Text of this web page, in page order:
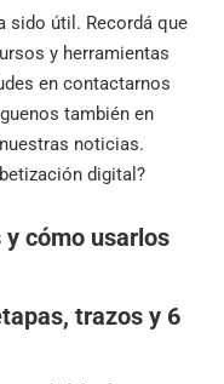
sido útil. Recordá que
y herramientas
en contactarnos
también en
noticias.
digital?
cómo usarlos
trazos y 6